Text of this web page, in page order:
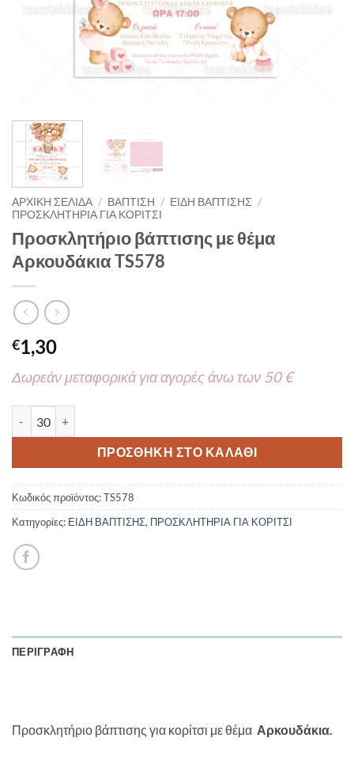
ΑΡΧΙΚΉ ΣΕΛΊΔΑ / ΒΑΠΤΙΣΗ / ΕΙΔΗ ΒΑΠΤΙΣΗΣ /
ΠΡΟΣΚΛΗΤΗΡΙΑ ΓΙΑ ΚΟΡΙΤΣΙ
Προσκλητήριο βάπτισης με θέμα
Αρκουδάκια TS578
€1,30
Δωρεάν μεταφορικά για αγορές άνω των 50 €
ΠΡΟΣΘΉΚΗ ΣΤΟ ΚΑΛΆΘΙ
Κωδικός προϊόντος:TS578
Κατηγορίες: ΕΙΔΗ ΒΑΠΤΙΣΗΣ, ΠΡΟΣΚΛΗΤΗΡΙΑ ΓΙΑ ΚΟΡΙΤΣΙ
ΠΕΡΙΓΡΑΦΉ
Προσκλητήριο βάπτισης για κορίτσι με θέμα Αρκουδάκια.